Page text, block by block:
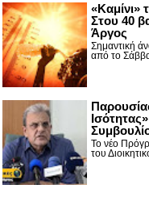
«Καμίνι»
Στου 40
Άργος
Σημαντική
από το
Το νέο
του